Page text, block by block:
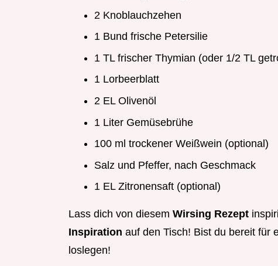
2 Knoblauchzehen
1 Bund frische Petersilie
1 TL frischer Thymian (oder 1/2 TL
1 Lorbeerblatt
2 EL Olivenöl
1 Liter Gemüsebrühe
100 ml trockener Weißwein (optional)
Salz und Pfeffer, nach Geschmack
1 EL Zitronensaft (optional)
Lass dich von diesem Wirsing Rezept
Inspiration auf den Tisch! Bist du bereit für
loslegen!